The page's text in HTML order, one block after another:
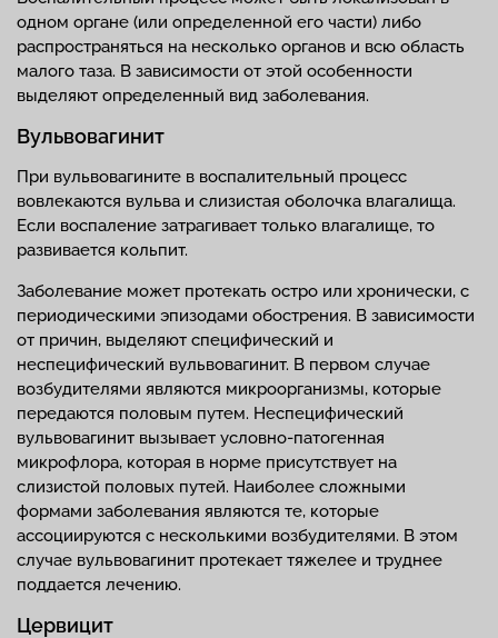
одном органе (или определенной его части) либо
распространяться на несколько органов и всю область
малого таза. В зависимости от этой особенности
выделяют определенный вид заболевания.
Вульвовагинит
При вульвовагините в воспалительный процесс
вовлекаются вульва и слизистая оболочка влагалища.
Если воспаление затрагивает только влагалище, то
развивается кольпит.
Заболевание может протекать остро или хронически, с
периодическими эпизодами обострения. В зависимости
от причин, выделяют специфический и
неспецифический вульвовагинит. В первом случае
возбудителями являются микроорганизмы, которые
передаются половым путем. Неспецифический
вульвовагинит вызывает условно-патогенная
микрофлора, которая в норме присутствует на
слизистой половых путей. Наиболее сложными
формами заболевания являются те, которые
ассоциируются с несколькими возбудителями. В этом
случае вульвовагинит протекает тяжелее и труднее
поддается лечению.
Цервицит